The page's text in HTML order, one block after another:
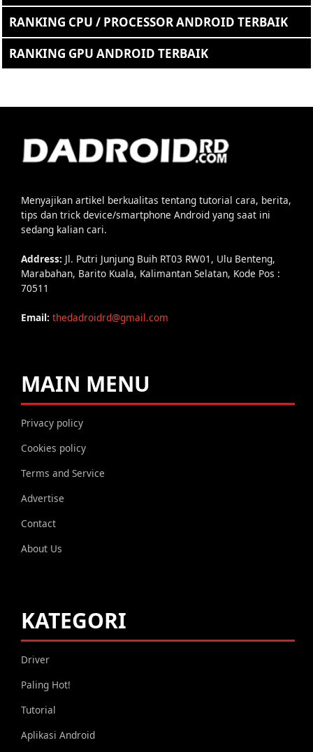
RANKING CPU / PROCESSOR ANDROID TERBAIK
RANKING GPU ANDROID TERBAIK
Menyajikan artikel berkualitas tentang tutorial cara, berita,
tips dan trick device/smartphone Android yang saat ini
sedang kalian cari.
Address: Jl. Putri Junjung Buih RT03 RW01, Ulu Benteng,
Marabahan, Barito Kuala, Kalimantan Selatan, Kode Pos :
70511
Email: thedadroidrd@gmail.com
MAIN MENU
Privacy policy
Cookies policy
Terms and Service
Advertise
Contact
About Us
KATEGORI
Driver
Paling Hot!
Tutorial
Aplikasi Android